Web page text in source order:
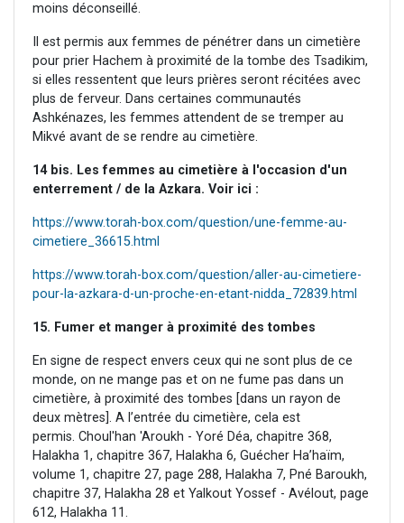
moins déconseillé.
Il est permis aux femmes de pénétrer dans un cimetière
pour prier Hachem à proximité de la tombe des Tsadikim,
si elles ressentent que leurs prières seront récitées avec
plus de ferveur. Dans certaines communautés
Ashkénazes, les femmes attendent de se tremper au
Mikvé avant de se rendre au cimetière.
14 bis. Les femmes au cimetière à l'occasion d'un
enterrement / de la Azkara. Voir ici :
https://www.torah-box.com/question/une-femme-au-
cimetiere_36615.html
https://www.torah-box.com/question/aller-au-cimetiere-
pour-la-azkara-d-un-proche-en-etant-nidda_72839.html
15. Fumer et manger à proximité des tombes
En signe de respect envers ceux qui ne sont plus de ce
monde, on ne mange pas et on ne fume pas dans un
cimetière, à proximité des tombes [dans un rayon de
deux mètres]. A l’entrée du cimetière, cela est
permis. Choul'han 'Aroukh - Yoré Déa, chapitre 368,
Halakha 1, chapitre 367, Halakha 6, Guécher Ha’haïm,
volume 1, chapitre 27, page 288, Halakha 7, Pné Baroukh,
chapitre 37, Halakha 28 et Yalkout Yossef - Avélout, page
612, Halakha 11.